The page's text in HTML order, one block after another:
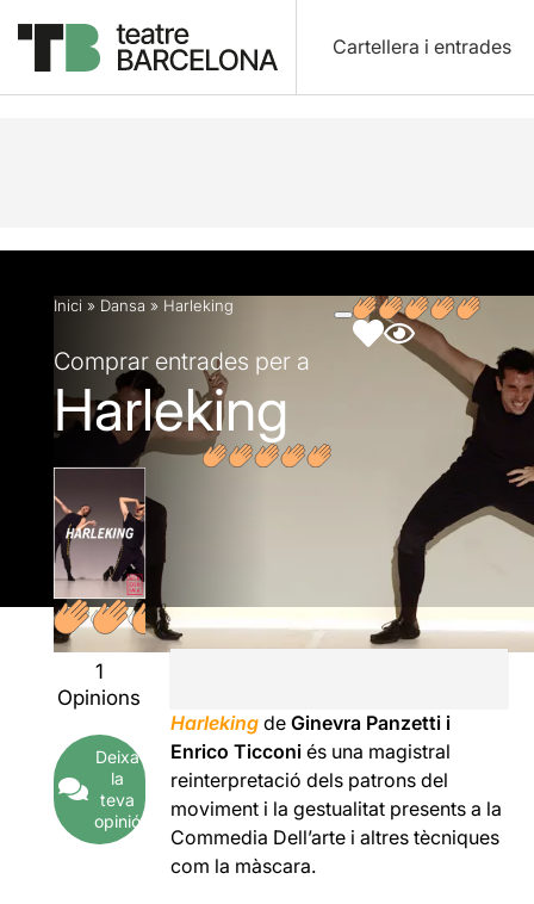
Cartellera i entrades
Descripció Fitxa artística Fotos i vídeos
Inici » Dansa » Harleking
Comprar entrades per a
Harleking
1
Opinions
Deixa
la
teva
opinió
Harleking deGinevra Panzetti i
Enrico Ticconi és una magistral
reinterpretació dels patrons del
moviment i la gestualitat presents a la
Commedia Dell’arte i altres tècniques
com la màscara.